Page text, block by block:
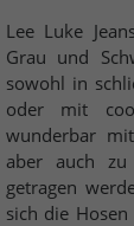
Lee Luke
Grau und
sowohl in
oder mit
wunderbar
aber auch zu
getragen
sich die